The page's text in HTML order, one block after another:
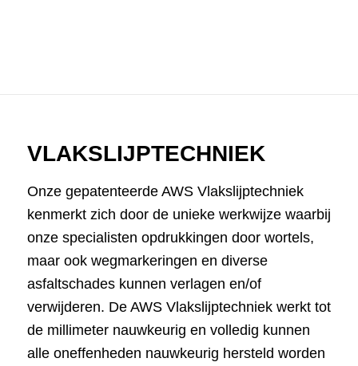
VLAKSLIJPTECHNIEK
Onze gepatenteerde AWS Vlakslijptechniek
kenmerkt zich door de unieke werkwijze waarbij
onze specialisten opdrukkingen door wortels,
maar ook wegmarkeringen en diverse
asfaltschades kunnen verlagen en/of
verwijderen. De AWS Vlakslijptechniek werkt tot
de millimeter nauwkeurig en volledig kunnen
alle oneffenheden nauwkeurig hersteld worden